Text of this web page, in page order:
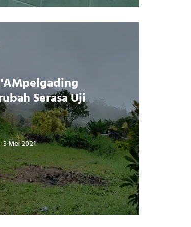
Serasa Uji
3 Mei 2021